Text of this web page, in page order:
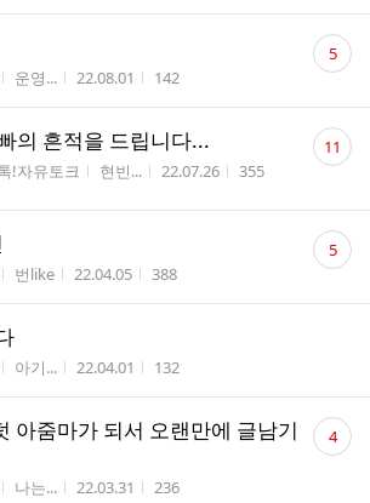
작성자
운영... 작성시간
22.08.01 조회수
142
댓
글 5
의 흔적을 드립니다...
유토크 작성자
현빈... 작성시간
22.07.26 조회수
355
댓
글11
작성자
번like 작성시간
22.04.05 조회수
388
댓
글 5
작성자
아기... 작성시간
22.04.01 조회수
132
아줌마가 되서 오랜만에 글남기
작성자
나는... 작성시간
22.03.31 조회수
236
댓
글 4